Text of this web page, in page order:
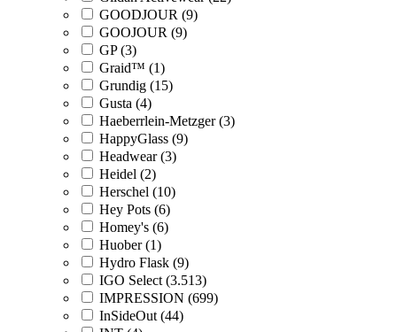
GOODJOUR (9)
GOOJOUR (9)
GP (3)
Graid™ (1)
Grundig (15)
Gusta (4)
Haeberrlein-Metzger (3)
HappyGlass (9)
Headwear (3)
Heidel (2)
Herschel (10)
Hey Pots (6)
Homey's (6)
Huober (1)
Hydro Flask (9)
IGO Select (3.513)
IMPRESSION (699)
InSideOut (44)